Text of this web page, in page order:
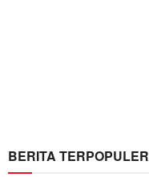
BERITA TERPOPULER